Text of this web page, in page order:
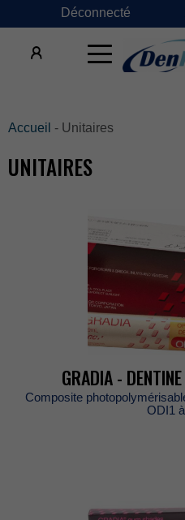
Déconnecté
×
Accueil -Unitaires
UNITAIRES
GRADIA-